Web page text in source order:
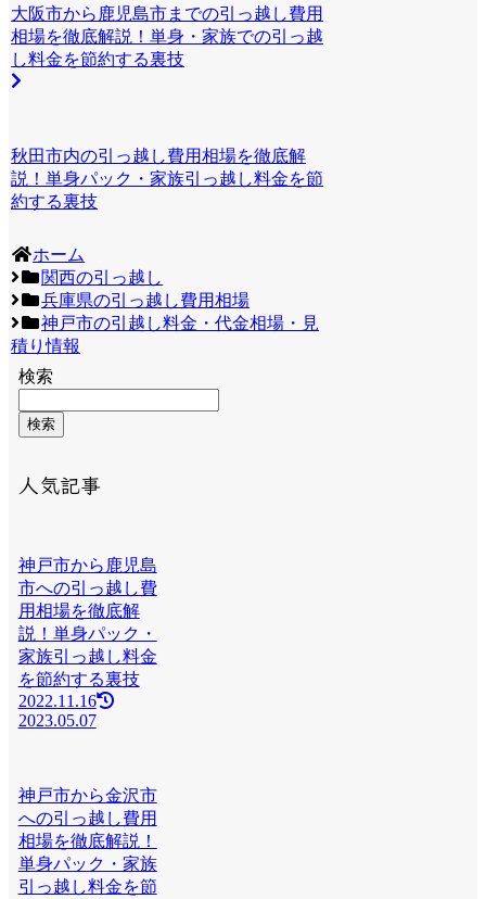
大阪市から鹿児島市までの引っ越し費用
相場を徹底解説！単身・家族での引っ越
し料金を節約する裏技
秋田市内の引っ越し費用相場を徹底解
説！単身パック・家族引っ越し料金を節
約する裏技
ホーム
関西の引っ越し
兵庫県の引っ越し費用相場
神戸市の引越し料金・代金相場・見
積り情報
検索
検索
人気記事
神戸市から鹿児島
市への引っ越し費
用相場を徹底解
説！単身パック・
家族引っ越し料金
を節約する裏技
2022.11.16
2023.05.07
神戸市から金沢市
への引っ越し費用
相場を徹底解説！
単身パック・家族
引っ越し料金を節